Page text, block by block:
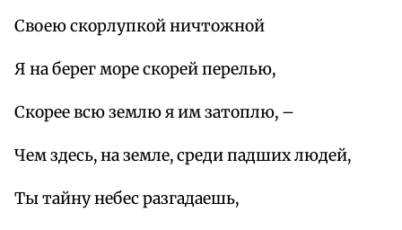
Своею скорлупкой ничтожной
Я на берег море скорей перелью,
Скорее всю землю я им затоплю, –
Чем здесь, на земле, среди падших людей,
Ты тайну небес разгадаешь,